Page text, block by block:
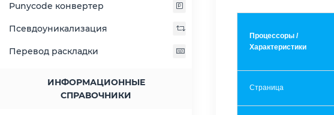
Punycode конвертер
Псевдоуникализация
Перевод раскладки
ИНФОРМАЦИОННЫЕ
СПРАВОЧНИКИ
Процессоры /
Характеристики
Страница